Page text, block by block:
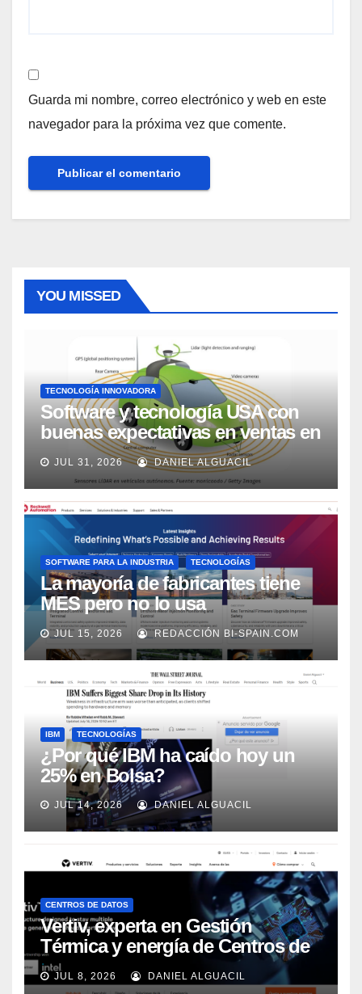
Guarda mi nombre, correo electrónico y web en este
navegador para la próxima vez que comente.
YOU MISSED
TECNOLOGÍA INNOVADORA
Software y tecnología USA con
buenas expectativas en ventas en
los próximos 2 años, según
Market Watch
JUL 31, 2026 DANIEL ALGUACIL
SOFTWARE PARA LA INDUSTRIA TECNOLOGÍAS
La mayoría de fabricantes tiene
MES pero no lo usa
adecuadamente, según Rockwell
Automation
JUL 15, 2026 REDACCIÓN BI-SPAIN.COM
IBM TECNOLOGÍAS
¿Por qué IBM ha caído hoy un
25% en Bolsa?
JUL 14, 2026 DANIEL ALGUACIL
CENTROS DE DATOS
Vertiv, experta en Gestión
Térmica y energía de Centros de
Datos, sigue su crecimiento
imparable
JUL 8, 2026 DANIEL ALGUACIL